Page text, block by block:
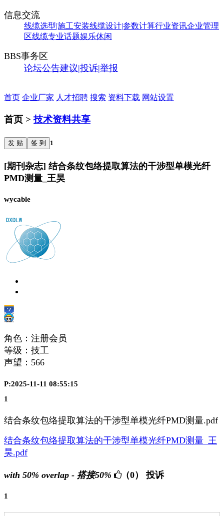
信息交流
线缆选型|施工安装线缆设计|参数计算行业资讯企业管理
区线缆专业话题娱乐休闲
BBS事务区
论坛公告建议|投诉|举报
首页 企业厂家 人才招聘 搜索 资料下载 网站设置
首页 >技术资料共享
发 贴 签 到 1
[期刊杂志] 结合条纹包络提取算法的干涉型单模光纤
PMD测量_王昊
wycable
角色：注册会员
等级：技工
声望： 566
P:2025-11-11 08:55:15
1
结合条纹包络提取算法的干涉型单模光纤PMD测量.pdf
结合条纹包络提取算法的干涉型单模光纤PMD测量_王
昊.pdf
with 50% overlap - 搭接50% （0） 投诉
1